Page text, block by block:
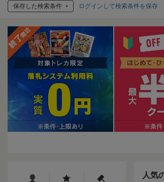
保存した検索条件 ログインして検索条件を保存
人気